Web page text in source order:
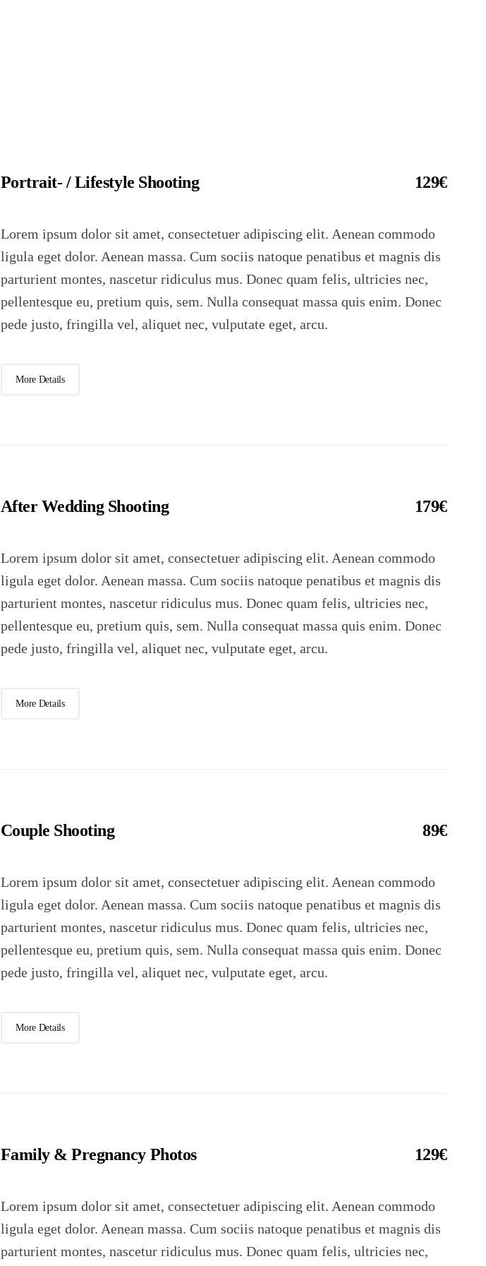
Portrait- / Lifestyle Shooting 129€
Lorem ipsum dolor sit amet, consectetuer adipiscing elit. Aenean commodo
ligula eget dolor. Aenean massa. Cum sociis natoque penatibus et magnis dis
parturient montes, nascetur ridiculus mus. Donec quam felis, ultricies nec,
pellentesque eu, pretium quis, sem. Nulla consequat massa quis enim. Donec
pede justo, fringilla vel, aliquet nec, vulputate eget, arcu.
More Details
After Wedding Shooting 179€
Lorem ipsum dolor sit amet, consectetuer adipiscing elit. Aenean commodo
ligula eget dolor. Aenean massa. Cum sociis natoque penatibus et magnis dis
parturient montes, nascetur ridiculus mus. Donec quam felis, ultricies nec,
pellentesque eu, pretium quis, sem. Nulla consequat massa quis enim. Donec
pede justo, fringilla vel, aliquet nec, vulputate eget, arcu.
More Details
Couple Shooting 89€
Lorem ipsum dolor sit amet, consectetuer adipiscing elit. Aenean commodo
ligula eget dolor. Aenean massa. Cum sociis natoque penatibus et magnis dis
parturient montes, nascetur ridiculus mus. Donec quam felis, ultricies nec,
pellentesque eu, pretium quis, sem. Nulla consequat massa quis enim. Donec
pede justo, fringilla vel, aliquet nec, vulputate eget, arcu.
More Details
Family & Pregnancy Photos 129€
Lorem ipsum dolor sit amet, consectetuer adipiscing elit. Aenean commodo
ligula eget dolor. Aenean massa. Cum sociis natoque penatibus et magnis dis
parturient montes, nascetur ridiculus mus. Donec quam felis, ultricies nec,